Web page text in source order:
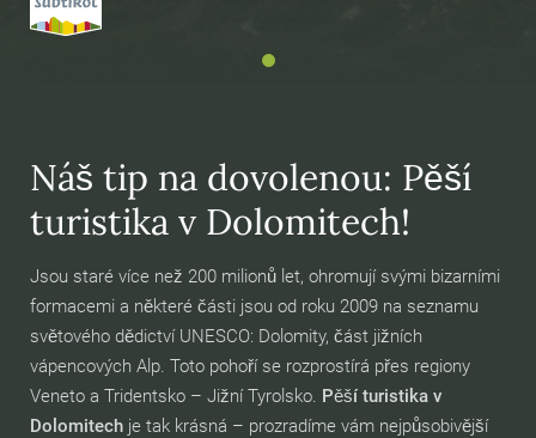
Náš tip na dovolenou: Pěší
turistika v Dolomitech!
Jsou staré více než 200 milionů let, ohromují svými bizarními
formacemi a některé části jsou od roku 2009 na seznamu
světového dědictví UNESCO: Dolomity, část jižních
vápencových Alp. Toto pohoří se rozprostírá přes regiony
Veneto a Tridentsko – Jižní Tyrolsko. Pěší turistika v
Dolomitech je tak krásná – prozradíme vám nejpůsobivější